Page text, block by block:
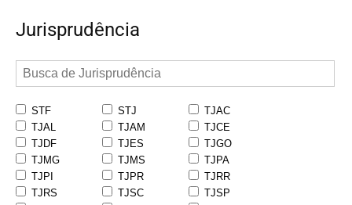
Jurisprudência
STF STJ
TJAC
TJAL
TJAM
TJCE
TJDF
TJES
TJGO
TJMG
TJMS
TJPA
TJPI
TJPR
TJRR
TJRS
TJSC
TJSP